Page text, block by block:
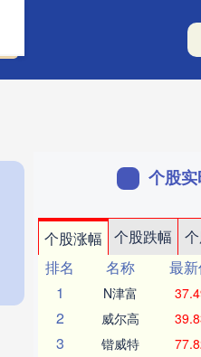
个股
个股涨幅 个股跌幅
排名
名称 最
1
N津富
2 威尔高
3 锴威特